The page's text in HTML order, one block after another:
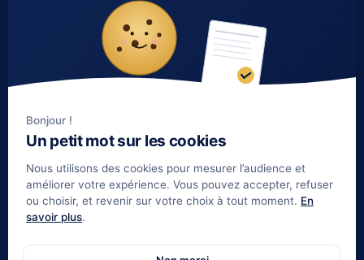
Envoyer le message
Bonjour !
Un petit mot sur les cookies
Nous utilisons des cookies pour mesurer l’audience et
améliorer votre expérience. Vous pouvez accepter, refuser
ou choisir, et revenir sur votre choix à tout moment. En
savoir plus.